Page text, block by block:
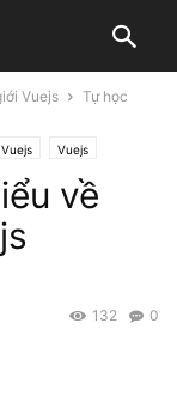
Vuejs
Tự học
Vuejs
về
0
132